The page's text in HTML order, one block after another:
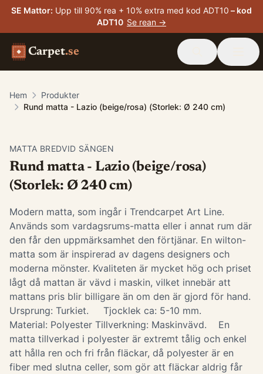
SE Mattor: Upp till 90% rea + 10% extra med kod ADT10 – kod
ADT10 Se rean →
Carpet.se
Hem
Produkter
Rund matta - Lazio (beige/rosa) (Storlek: Ø 240 cm)
MATTA BREDVID SÄNGEN
Rund matta - Lazio (beige/rosa)
(Storlek: Ø 240 cm)
Modern matta, som ingår i Trendcarpet Art Line.
Används som vardagsrums-matta eller i annat rum där
den får den uppmärksamhet den förtjänar. En wilton-
matta som är inspirerad av dagens designers och
moderna mönster. Kvaliteten är mycket hög och priset
lågt då mattan är vävd i maskin, vilket innebär att
mattans pris blir billigare än om den är gjord för hand.
Ursprung: Turkiet. Tjocklek ca: 5-10 mm.
Material: Polyester Tillverkning: Maskinvävd. ​ En
matta tillverkad i polyester är extremt tålig och enkel
att hålla ren och fri från fläckar, då polyester är en
fiber med slutna celler, som gör att fläckar aldrig får